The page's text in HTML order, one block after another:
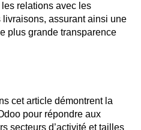
les relations avec les
assurant ainsi une
plus grande transparence
cet article démontrent la
pour répondre aux
secteurs d’activité et tailles